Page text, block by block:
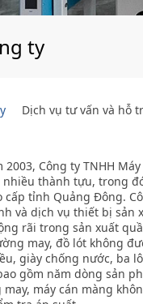
ty
Dịch vụ tư vấn và hỗ
2003, Công ty TNHH
thành tựu, trong
cấp tỉnh Quảng Đông.
và dịch vụ thiết bị sản
rãi trong sản xuất
may, đồ lót không
giày chống nước, ba
gồm năm dòng sản
máy cán màng